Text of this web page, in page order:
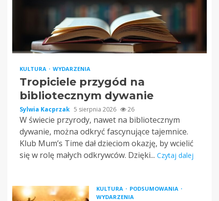
KULTURA WYDARZENIA
Tropiciele przygód na
bibliotecznym dywanie
Sylwia Kacprzak 5 sierpnia 2026 26
W świecie przyrody, nawet na bibliotecznym
dywanie, można odkryć fascynujące tajemnice.
Klub Mum’s Time dał dzieciom okazję, by wcielić
się w rolę małych odkrywców. Dzięki... Czytaj dalej
KULTURA
PODSUMOWANIA
WYDARZENIA